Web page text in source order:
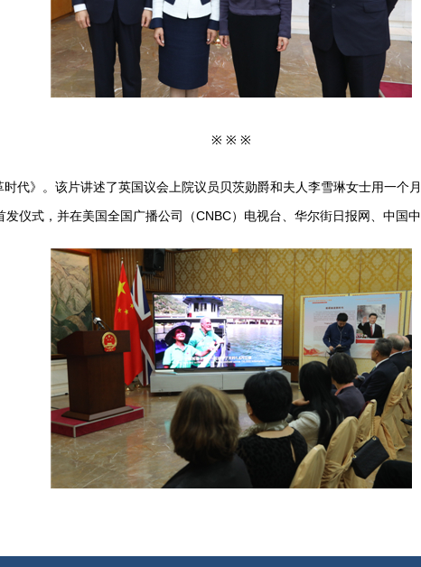
※ ※ ※
》。该片讲述了英国议会上院议员贝茨勋爵和夫人李雪琳女士用一个
仪式，并在美国全国广播公司（CNBC）电视台、华尔街日报网、中国